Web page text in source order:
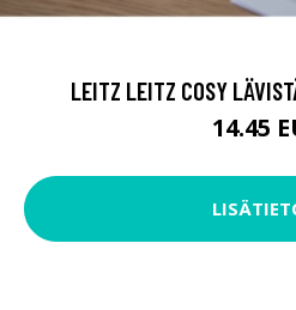
LEITZ LEITZ COSY
14.45